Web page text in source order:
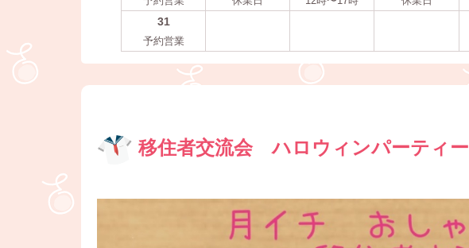
31
予約営業
移住者交流会 ハロウィンパーティー